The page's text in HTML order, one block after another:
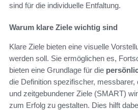
sind für die individuelle Entfaltung.
Warum klare Ziele wichtig sind
Klare Ziele bieten eine visuelle
werden soll. Sie ermöglichen es,
bieten eine Grundlage für die
die Definition spezifischer, messbarer,
und zeitgebundener Ziele (SMART)
zum Erfolg zu gestalten. Dies hilft